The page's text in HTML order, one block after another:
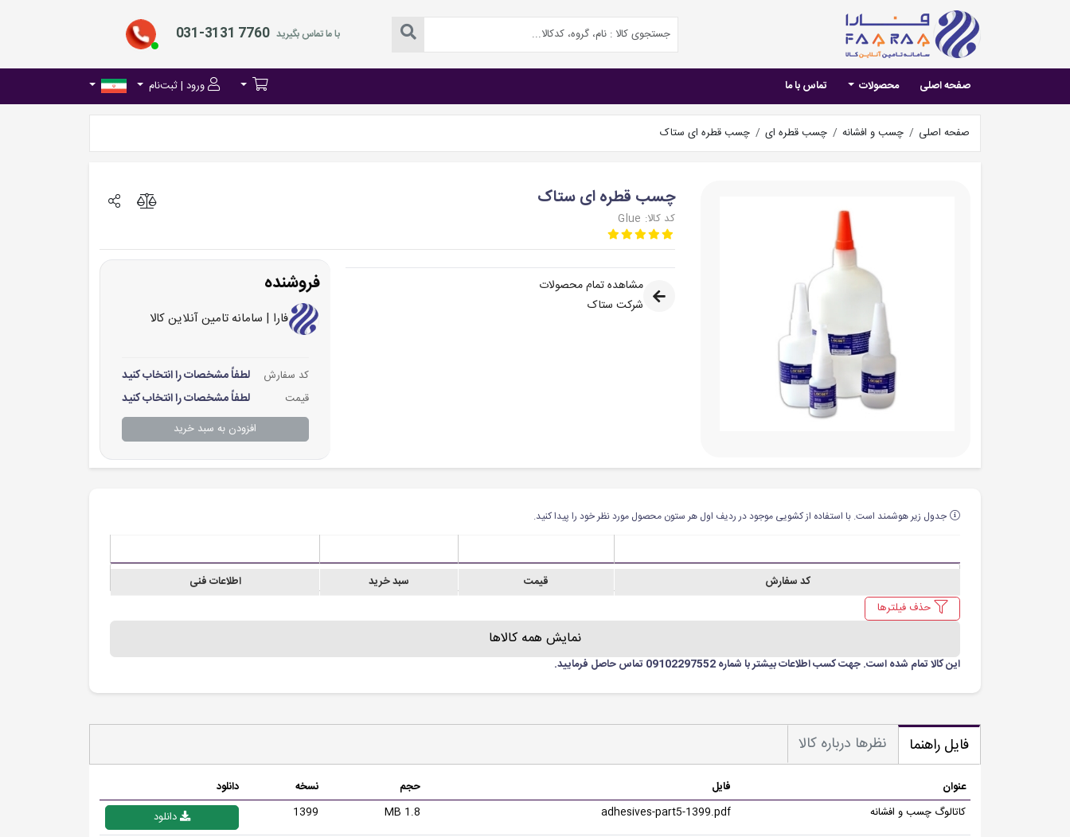
با ما تماس بگیرید 031-3131 7760
صفحه اصلی محصولات تماس با ما ورود | ثبت‌نام
صفحه اصلی چسب و افشانه چسب قطره ای چسب قطره ای ستاک
چسب قطره ای ستاک
کد کالا: Glue
مشاهده تمام محصولات
شرکت ستاک
فروشنده
فارا | سامانه تامین آنلاین کالا
کد سفارش لطفاً مشخصات را انتخاب کنید
قیمت لطفاً مشخصات را انتخاب کنید
افزودن به سبد خرید
جدول زیر هوشمند است. با استفاده از کشویی موجود در ردیف اول هر ستون محصول مورد نظر خود را پیدا کنید.
کد سفارش قیمت سبد خرید
اطلاعات فنی
حذف فیلترها
نمایش همه کالاها
این کالا تمام شده است. جهت کسب اطلاعات بیشتر با شماره 09102297552 تماس حاصل فرمایید.
فایل راهنما نظرها درباره کالا
عنوان فایل حجم نسخه
دانلود
کاتالوگ چسب و افشانه
adhesives-part5-1399.pdf
1.8 MB
1399 دانلود